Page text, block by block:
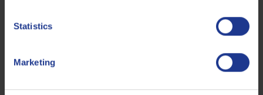
Statistics
Marketing